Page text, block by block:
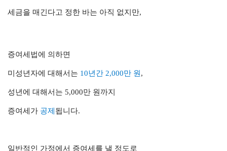
세금을 매긴다고 정한 바는 아직 없지만,
증여세법에 의하면
미성년자에 대해서는 10년간 2,000만 원,
성년에 대해서는 5,000만 원까지
증여세가 공제 됩니다.
일반적인 가정에서 증여세를 낼 정도로